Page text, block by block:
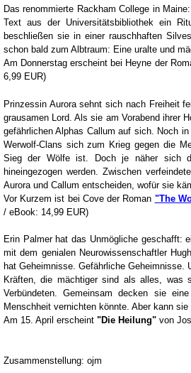
Das renommierte Rackham College in
Text aus der Universitätsbibliothek ein
beschließen sie in einer rauschhaften
schon bald zum Albtraum: Eine uralte und
Am Donnerstag erscheint bei Heyne der
6,99 EUR)
Prinzessin Aurora sehnt sich nach Freiheit
grausamen Lord. Als sie am Vorabend ihrer
gefährlichen Alphas Callum auf sich. Noch
Werwolf-Clans sich zum Krieg gegen die
Sieg der Wölfe ist. Doch je näher sich
hineingezogen werden. Zwischen
Aurora und Callum entscheiden, wofür sie
Vor Kurzem ist bei Cove der Roman "The
/ eBook: 14,99 EUR)
Erin Palmer hat das Unmögliche geschafft:
mit dem genialen Neurowissenschaftler
hat Geheimnisse. Gefährliche
Kräften, die mächtiger sind als alles, was
Verbündeten. Gemeinsam decken sie
Menschheit vernichten könnte. Aber kann
Am 15. April erscheint"Die Heilung"von
Zusammenstellung: ojm